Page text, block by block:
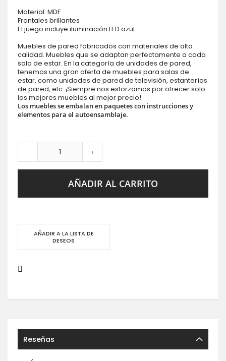
Material: MDF
Frontales brillantes
El juego incluye iluminación LED azul
Muebles de pared fabricados con materiales de alta
calidad. Muebles que se adaptan perfectamente a cada
sala de estar. En la categoría de unidades de pared,
tenemos una gran oferta de muebles para salas de
estar, como unidades de pared de televisión, estanterías
de pared, etc. ¡Siempre nos esforzamos por ofrecer solo
los mejores muebles al mejor precio!
Los muebles se embalan en paquetes con instrucciones y
elementos para el autoensamblaje.
- +
AÑADIR AL CARRITO
AÑADIR A LA LISTA DE
DESEOS
Reseñas